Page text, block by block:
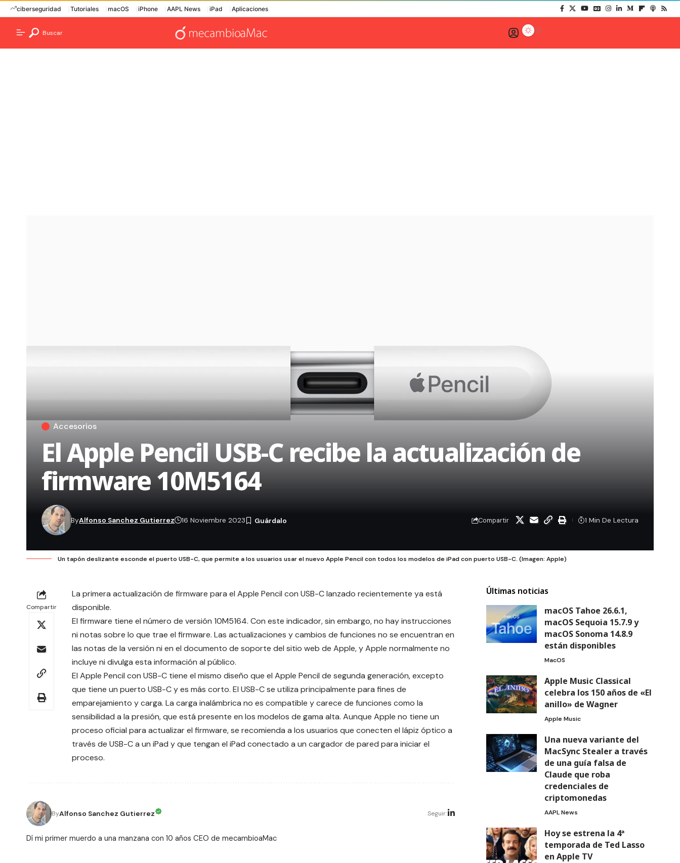
ciberseguridad Tutoriales macOS iPhone AAPL News iPad Aplicaciones
Buscar
Accesorios
El Apple Pencil USB-C recibe la actualización de
firmware 10M5164
ByAlfonso Sanchez Gutierrez 16 Noviembre 2023 Compartir 1 Min De Lectura
Un tapón deslizante esconde el puerto USB-C, que permite a los usuarios usar el nuevo Apple Pencil con todos los modelos de iPad con puerto USB-C. (Imagen: Apple)
Compartir
La primera actualización de firmware para el Apple Pencil con USB-C lanzado recientemente ya está
disponible.
El firmware tiene el número de versión 10M5164. Con este indicador, sin embargo, no hay instrucciones
ni notas sobre lo que trae el firmware. Las actualizaciones y cambios de funciones no se encuentran en
las notas de la versión ni en el documento de soporte del sitio web de Apple, y Apple normalmente no
incluye ni divulga esta información al público.
El Apple Pencil con USB-C tiene el mismo diseño que el Apple Pencil de segunda generación, excepto
que tiene un puerto USB-C y es más corto. El USB-C se utiliza principalmente para fines de
emparejamiento y carga. La carga inalámbrica no es compatible y carece de funciones como la
sensibilidad a la presión, que está presente en los modelos de gama alta. Aunque Apple no tiene un
proceso oficial para actualizar el firmware, se recomienda a los usuarios que conecten el lápiz óptico a
través de USB-C a un iPad y que tengan el iPad conectado a un cargador de pared para iniciar el
proceso.
ByAlfonso Sanchez Gutierrez Seguir:
Dí mi primer muerdo a una manzana con 10 años CEO de mecambioaMac
Últimas noticias
macOS Tahoe 26.6.1,
macOS Sequoia 15.7.9 y
macOS Sonoma 14.8.9
están disponibles
MacOS
Apple Music Classical
celebra los 150 años de «El
anillo» de Wagner
Apple Music
Una nueva variante del
MacSync Stealer a través
de una guía falsa de
Claude que roba
credenciales de
criptomonedas
AAPL News
Hoy se estrena la 4ª
temporada de Ted Lasso
en Apple TV